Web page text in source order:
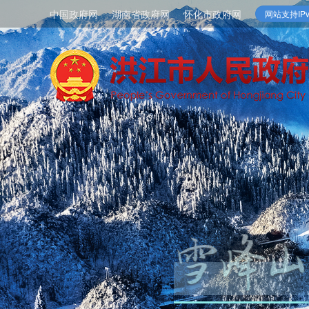
中国政府网 湖南省政府网 怀化市政府网 网站支持